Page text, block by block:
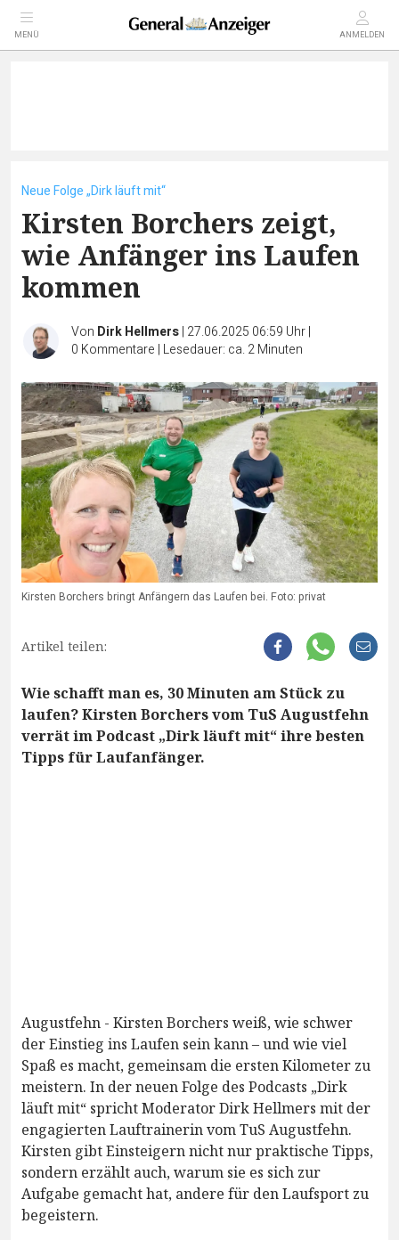
MENÜ ANMELDEN
Neue Folge „Dirk läuft mit“
Kirsten Borchers zeigt,
wie Anfänger ins Laufen
kommen
Von Dirk Hellmers| 27.06.2025 06:59 Uhr|
0 Kommentare | Lesedauer: ca. 2 Minuten
Kirsten Borchers bringt Anfängern das Laufen bei. Foto: privat
Artikel teilen:
Wie schafft man es, 30 Minuten am Stück zu
laufen? Kirsten Borchers vom TuS Augustfehn
verrät im Podcast „Dirk läuft mit“ ihre besten
Tipps für Laufanfänger.
Augustfehn - Kirsten Borchers weiß, wie schwer
der Einstieg ins Laufen sein kann – und wie viel
Spaß es macht, gemeinsam die ersten Kilometer zu
meistern. In der neuen Folge des Podcasts „Dirk
läuft mit“ spricht Moderator Dirk Hellmers mit der
engagierten Lauftrainerin vom TuS Augustfehn.
Kirsten gibt Einsteigern nicht nur praktische Tipps,
sondern erzählt auch, warum sie es sich zur
Aufgabe gemacht hat, andere für den Laufsport zu
begeistern.